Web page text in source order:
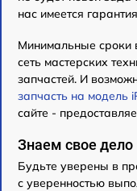
нас имеется
Минимальные сроки
сеть мастерских
запчастей. И
запчасть на модель
сайте -
Знаем свое дело
Будьте уверены в
с уверенностью